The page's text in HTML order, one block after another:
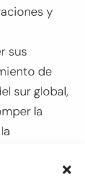
y
sus
de
sur global,
la
la